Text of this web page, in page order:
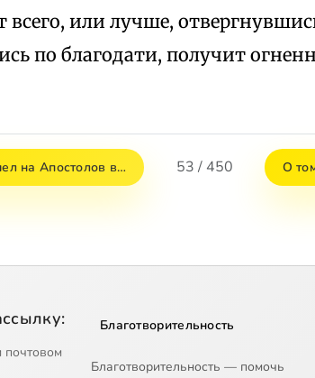
или лучше,
по благодати, получит
на Апостолов в… 53 / 450 О
Благотворительность
Благотворительность — помочь